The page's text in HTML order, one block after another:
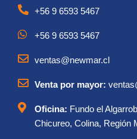
+56 9 6593 5467
+56 9 6593 5467
ventas@newmar.cl
Venta por mayor:
Oficina: Fundo el
Chicureo, Colina, Región